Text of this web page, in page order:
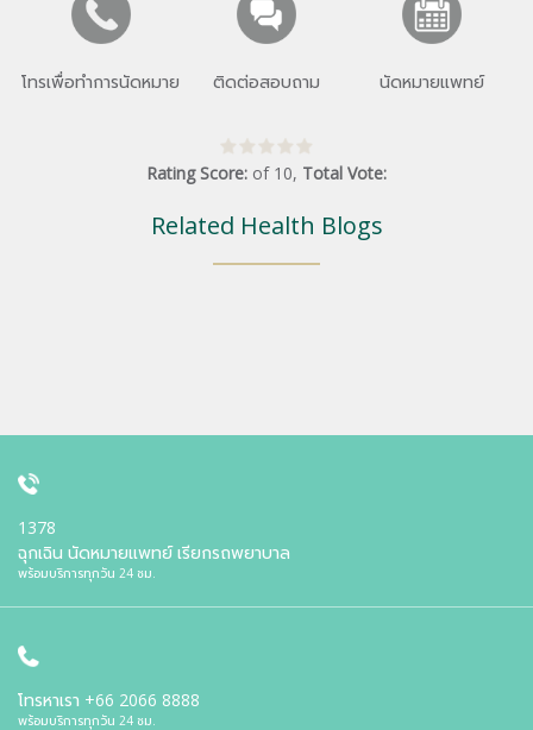
โทรเพื่อทำการนัดหมาย ติดต่อสอบถาม นัดหมายแพทย์
Rating Score: of 10, Total Vote:
Related Health Blogs
1378
ฉุกเฉิน นัดหมายแพทย์ เรียกรถพยาบาล
พร้อมบริการทุกวัน 24 ชม.
โทรหาเรา +66 2066 8888
พร้อมบริการทุกวัน 24 ชม.